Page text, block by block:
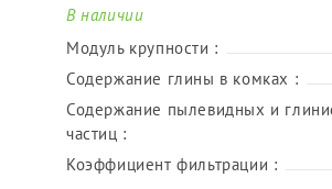
Для изготовления ЖБИ
Для дачного строительства/
Для приготовления бетона
Поиск щебня по фракции
Фракция 5-20 мм
В наличии
Модуль крупности :
Содержание глины в комках :
Содержание пылевидных и
частиц :
Коэффициент фильтрации :